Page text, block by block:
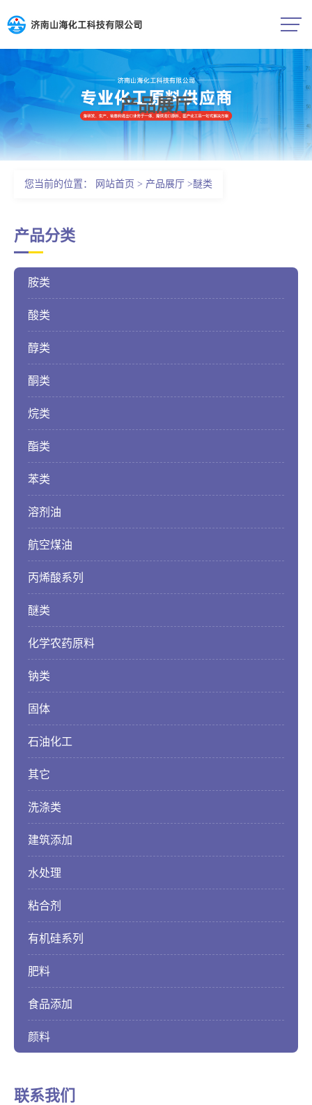
公司首页
产品展厅
证书荣誉
联系方式
在线留言
产品展厅
您当前的位置： 网站首页 > 产品展厅 >醚类
产品分类
胺类
酸类
醇类
酮类
烷类
酯类
苯类
溶剂油
航空煤油
丙烯酸系列
醚类
化学农药原料
钠类
固体
石油化工
其它
洗涤类
建筑添加
水处理
粘合剂
有机硅系列
肥料
食品添加
颜料
联系我们